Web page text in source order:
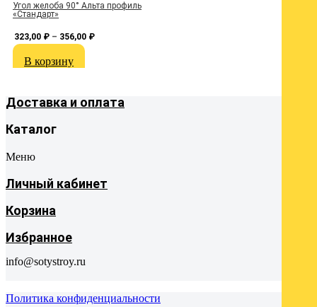
Угол желоба 90° Альта профиль
«Стандарт»
323,00 ₽– 356,00 ₽
В корзину
Доставка и оплата
Каталог
Меню
Личный кабинет
Корзина
Избранное
info@sotystroy.ru
Политика конфиденциальности